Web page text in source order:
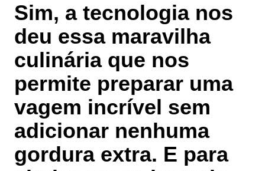
Sim, a tecnologia nos
deu essa maravilha
culinária que nos
permite preparar uma
vagem incrível sem
adicionar nenhuma
gordura extra. E para